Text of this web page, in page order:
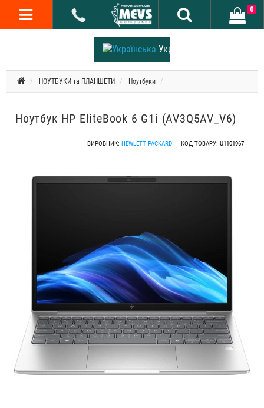
Українська
0
НОУТБУКИ та ПЛАНШЕТИ Ноутбуки
Ноутбук HP EliteBook 6 G1i (AV3Q5AV_V6)
ВИРОБНИК: HEWLETT PACKARD КОД ТОВАРУ: U1101967